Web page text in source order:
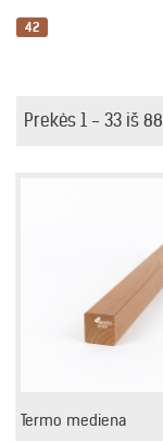
42
Prekės 1 - 33 iš 88
Termo mediena